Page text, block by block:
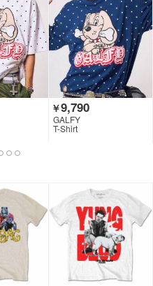
￥9,790
GALFY
T-Shirt